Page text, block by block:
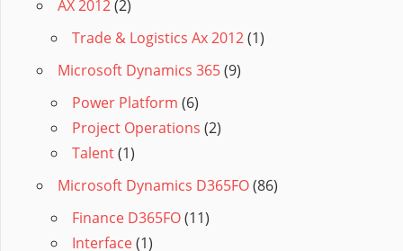
AX 2012(2)
Trade & Logistics Ax 2012(1)
Microsoft Dynamics 365(9)
Power Platform (6)
Project Operations (2)
Talent(1)
Microsoft Dynamics D365FO(86)
Finance D365FO(11)
Interface(1)